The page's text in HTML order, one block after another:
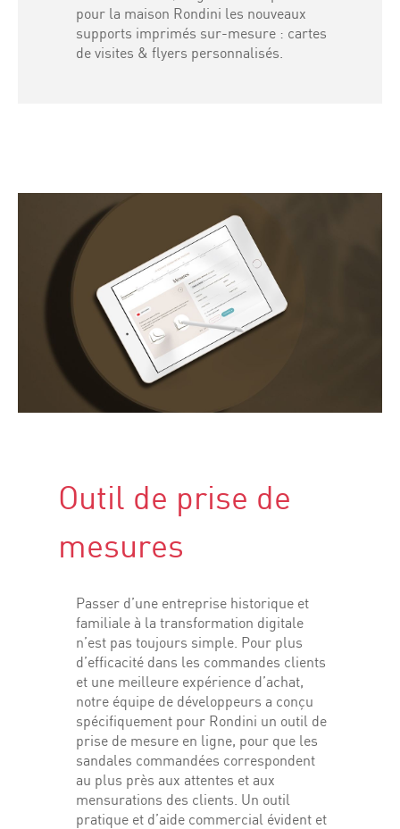
pour la maison Rondini les nouveaux
supports imprimés sur-mesure : cartes
de visites & flyers personnalisés.
Outil de prise de
mesures
Passer d’une entreprise historique et
familiale à la transformation digitale
n’est pas toujours simple. Pour plus
d’efficacité dans les commandes clients
et une meilleure expérience d’achat,
notre équipe de développeurs a conçu
spécifiquement pour Rondini un outil de
prise de mesure en ligne, pour que les
sandales commandées correspondent
au plus près aux attentes et aux
mensurations des clients. Un outil
pratique et d’aide commercial évident et